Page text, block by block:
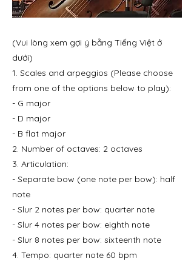
(Vui lòng xem gợi ý bằng Tiếng Việt ở
dưới)
1. Scales and arpeggios (Please choose
from one of the options below to play):
- G major
- D major
- B flat major
2. Number of octaves: 2 octaves
3. Articulation:
- Separate bow (one note per bow): half
note
- Slur 2 notes per bow: quarter note
- Slur 4 notes per bow: eighth note
- Slur 8 notes per bow: sixteenth note
4. Tempo: quarter note 60 bpm